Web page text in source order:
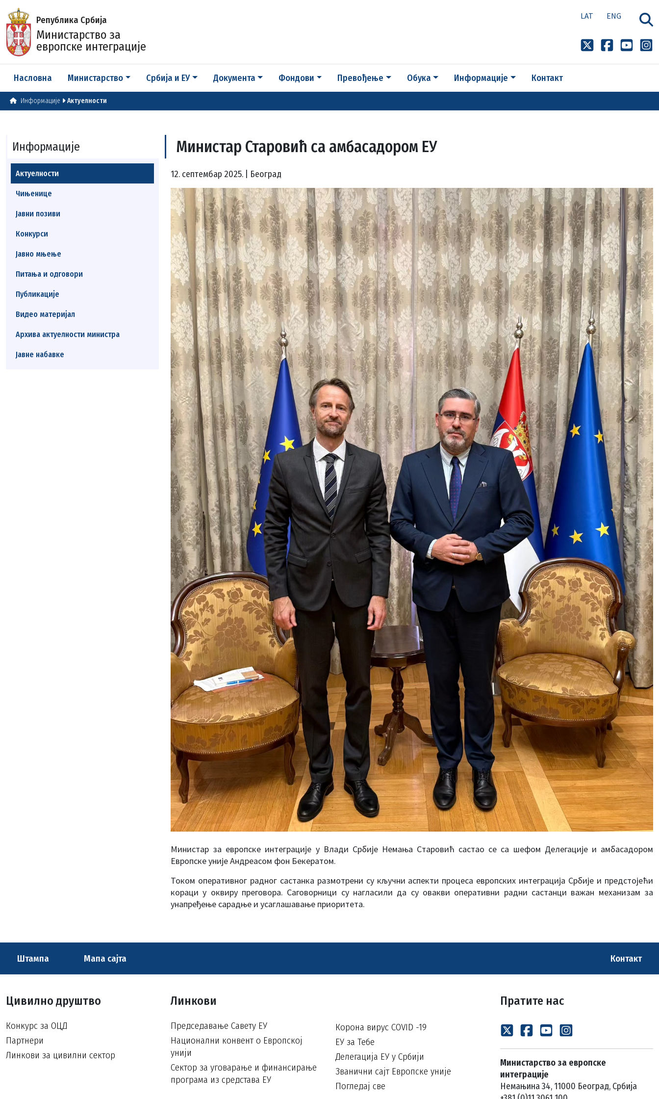
Република Србија
Министарство за
европске интеграције
LAT ENG
Насловна Министарство Србија и ЕУ Документа Фондови Превођење Обука Информације Контакт
Информације Актуелности
Информације
Актуелности
Чињенице
Јавни позиви
Конкурси
Јавно мњење
Питања и одговори
Публикације
Видео материјал
Архива актуелности министра
Јавне набавке
Министар Старовић са амбасадором ЕУ
12. септембар 2025. | Београд
Министар за европске интеграције у Влади Србије Немања Старовић састао се са шефом Делегације и амбасадором
Европске уније Андреасом фон Бекератом.
Током оперативног радног састанка размотрени су кључни аспекти процеса европских интеграција Србије и предстојећи
кораци у оквиру преговора. Саговорници су нагласили да су овакви оперативни радни састанци важан механизам за
унапређење сарадње и усаглашавање приоритета.
Штампа Мапа сајта Контакт
Цивилно друштво
Конкурс за ОЦД
Партнери
Линкови за цивилни сектор
Линкови
Председавање Савету ЕУ
Национални конвент о Европској
унији
Сектор за уговарање и финансирање
програма из средстава ЕУ
Корона вирус COVID -19
ЕУ за Тебе
Делегација ЕУ у Србији
Званични сајт Европске уније
Погледај све
Пратите нас
Министарство за европске
интеграције
Немањина 34, 11000 Београд, Србија